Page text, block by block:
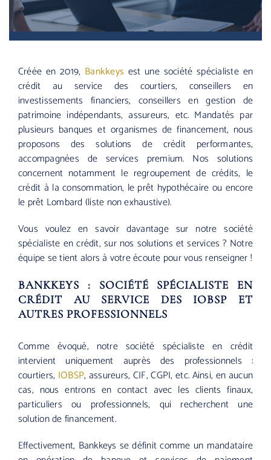
Créée en 2019, Bankkeys est une société spécialiste en
crédit au service des courtiers, conseillers en
investissements financiers, conseillers en gestion de
patrimoine indépendants, assureurs, etc. Mandatés par
plusieurs banques et organismes de financement, nous
proposons des solutions de crédit performantes,
accompagnées de services premium. Nos solutions
concernent notamment le regroupement de crédits, le
crédit à la consommation, le prêt hypothécaire ou encore
le prêt Lombard (liste non exhaustive).
Vous voulez en savoir davantage sur notre société
spécialiste en crédit, sur nos solutions et services ? Notre
équipe se tient alors à votre écoute pour vous renseigner !
BANKKEYS : SOCIÉTÉ SPÉCIALISTE EN
CRÉDIT AU SERVICE DES IOBSP ET
AUTRES PROFESSIONNELS
Comme évoqué, notre société spécialiste en crédit
intervient uniquement auprès des professionnels :
courtiers, IOBSP, assureurs, CIF, CGPI, etc. Ainsi, en aucun
cas, nous entrons en contact avec les clients finaux,
particuliers ou professionnels, qui recherchent une
solution de financement.
Effectivement, Bankkeys se définit comme un mandataire